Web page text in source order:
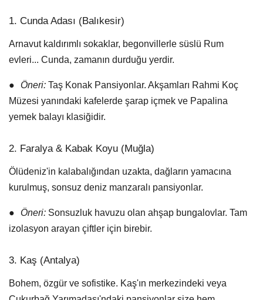
1. Cunda Adası (Balıkesir)
Arnavut kaldırımlı sokaklar, begonvillerle süslü Rum
evleri... Cunda, zamanın durduğu yerdir.
● Öneri: Taş Konak Pansiyonlar. Akşamları Rahmi Koç
Müzesi yanındaki kafelerde şarap içmek ve Papalina
yemek balayı klasiğidir.
2. Faralya & Kabak Koyu (Muğla)
Ölüdeniz'in kalabalığından uzakta, dağların yamacına
kurulmuş, sonsuz deniz manzaralı pansiyonlar.
● Öneri: Sonsuzluk havuzu olan ahşap bungalovlar. Tam
izolasyon arayan çiftler için birebir.
3. Kaş (Antalya)
Bohem, özgür ve sofistike. Kaş'ın merkezindeki veya